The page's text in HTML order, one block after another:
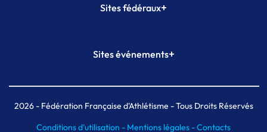
Sites fédéraux+
Plateforme Formation
Sites événements+
Meeting de Paris indoor
MAIF Ekiden de Paris
2026- Fédération Française d'Athlétisme - Tous Droits Réservés
Conditions d'utilisation - Mentions légales -Contacts